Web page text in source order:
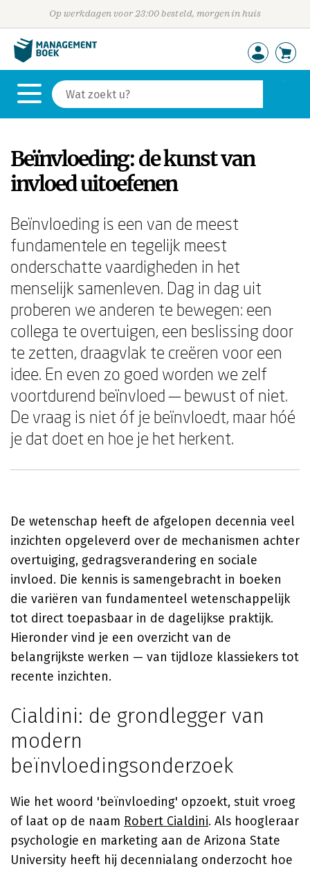
Op werkdagen voor 23:00 besteld, morgen in huis
Beïnvloeding: de kunst van
invloed uitoefenen
Beïnvloeding is een van de meest
fundamentele en tegelijk meest
onderschatte vaardigheden in het
menselijk samenleven. Dag in dag uit
proberen we anderen te bewegen: een
collega te overtuigen, een beslissing door
te zetten, draagvlak te creëren voor een
idee. En even zo goed worden we zelf
voortdurend beïnvloed — bewust of niet.
De vraag is niet óf je beïnvloedt, maar hóé
je dat doet en hoe je het herkent.
De wetenschap heeft de afgelopen decennia veel
inzichten opgeleverd over de mechanismen achter
overtuiging, gedragsverandering en sociale
invloed. Die kennis is samengebracht in boeken
die variëren van fundamenteel wetenschappelijk
tot direct toepasbaar in de dagelijkse praktijk.
Hieronder vind je een overzicht van de
belangrijkste werken — van tijdloze klassiekers tot
recente inzichten.
Cialdini: de grondlegger van
modern
beïnvloedingsonderzoek
Wie het woord 'beïnvloeding' opzoekt, stuit vroeg
of laat op de naam Robert Cialdini. Als hoogleraar
psychologie en marketing aan de Arizona State
University heeft hij decennialang onderzocht hoe